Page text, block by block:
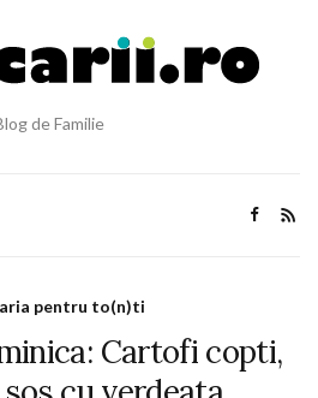
de Familie
pentru to(n)ti
Cartofi copti,